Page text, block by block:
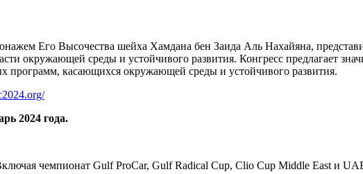
Его Высочества шейха Хамдана бен Заида Аль Нахайяна,
окружающей среды и устойчивого развития. Конгресс предлагает
программ, касающихся окружающей среды и устойчивого развития.
2024 года.
чемпионат Gulf ProCar, Gulf Radical Cup, Clio Cup Middle East и